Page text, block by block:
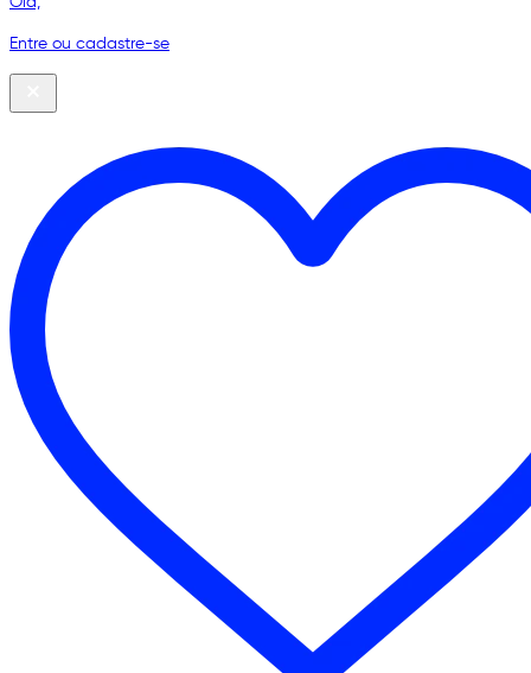
Entre ou cadastre-se